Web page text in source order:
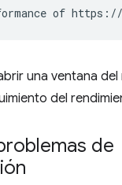
una ventana
del
de